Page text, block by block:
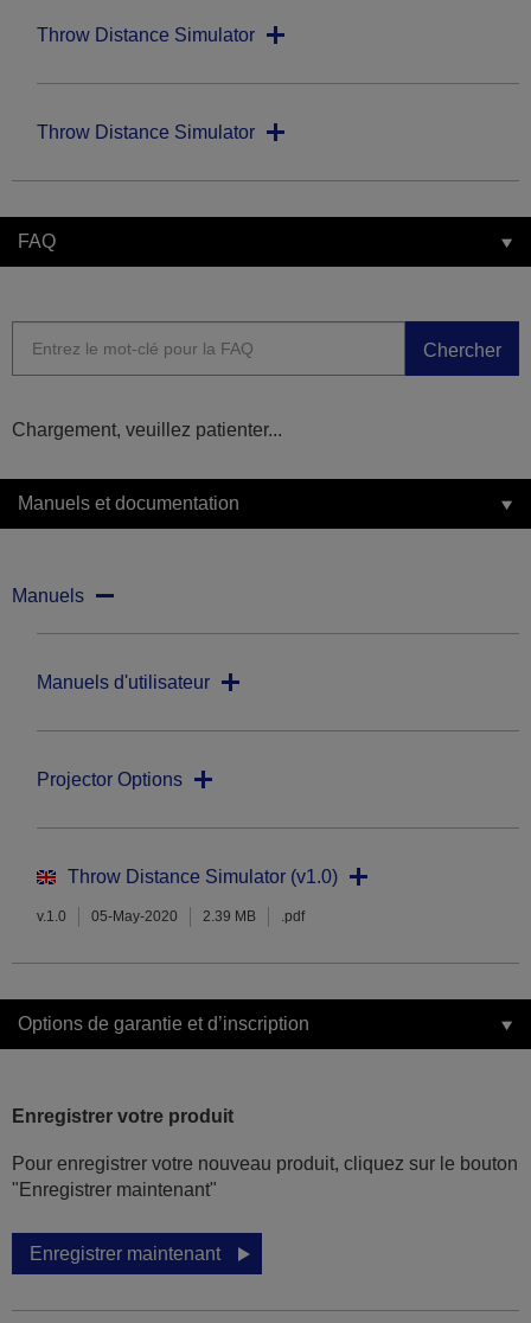
Throw Distance Simulator
Throw Distance Simulator
FAQ
Chercher
Chargement, veuillez patienter...
Manuels et documentation
Manuels
Manuels d'utilisateur
Projector Options
Throw Distance Simulator (v1.0)
v.1.0 05-May-2020 2.39 MB .pdf
Options de garantie et d’inscription
Enregistrer votre produit
Pour enregistrer votre nouveau produit, cliquez sur le bouton
"Enregistrer maintenant"
Enregistrer maintenant